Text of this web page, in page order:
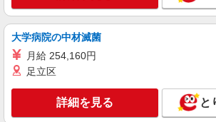
派遣社員
株式会社kotrio /●KT-H-1991737
南摂津駅｜サ高住STAFF
でゆったりお仕事♪
時給1600円〜2250円 ＜
通費全支給(ガソリン代含む)
大阪府摂津市鳥飼上
大学病院の中材滅菌
月給 254,160円
足立区
詳細を見る と